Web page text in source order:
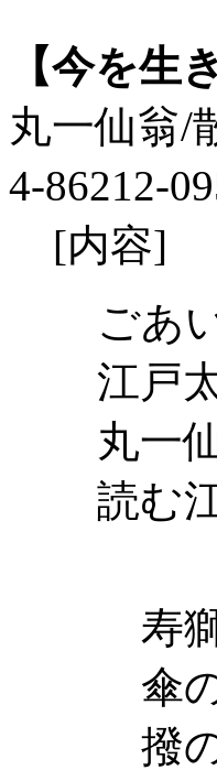
【今を
丸一仙翁/
4-86212-
[内容]
ごあ
江戸
丸一
読
寿